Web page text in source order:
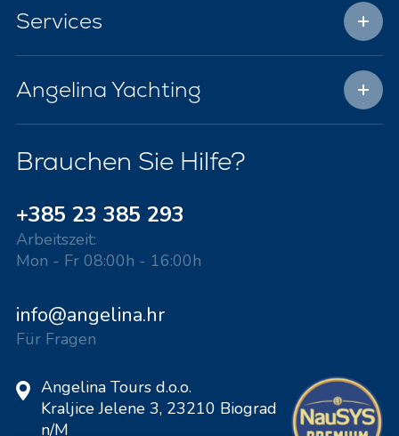
Services
Angelina Yachting
Brauchen Sie Hilfe?
+385 23 385 293
Arbeitszeit:
Mon - Fr 08:00h - 16:00h
info@angelina.hr
Für Fragen
Angelina Tours d.o.o.
Kraljice Jelene 3, 23210 Biograd
n/M